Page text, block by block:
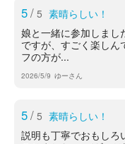
5/ 5 素晴らしい！
娘と一緒に参加しまし
ですが、すごく楽しん
フの方が...
2026/5/9 ゆーさん
5/ 5 素晴らしい！
説明も丁寧でおもしろ